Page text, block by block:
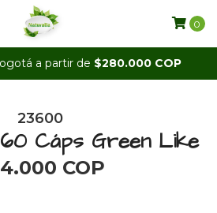
a partir de $280.000 COP
0
23600
Cáps Green Like
COP